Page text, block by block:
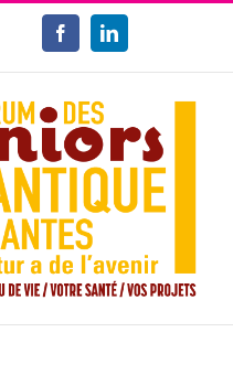
FacebookLinkedIn